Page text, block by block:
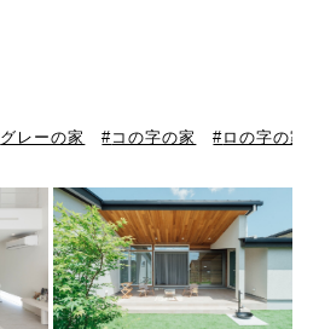
グレーの家 コの字の家 ロの字の家